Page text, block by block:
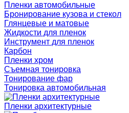
Пленки автомобильные
Бронирование кузова и стекол
Глянцевые и матовые
Жидкости для пленок
Инструмент для пленок
Карбон
Пленки хром
Съемная тонировка
Тонирование фар
Тонировка автомобильная
Пленки архитектурные